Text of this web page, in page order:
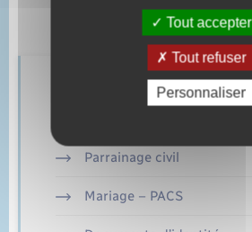
Retrouvez aussi
Parrainage civil
Mariage – PACS
Tout accepter
Tout refuser
Personnaliser